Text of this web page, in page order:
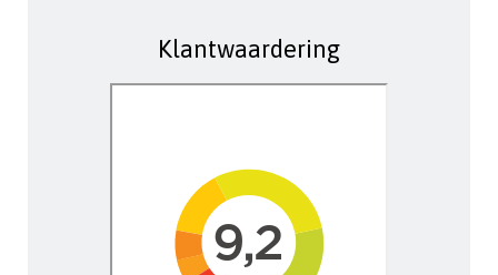
Klantwaardering